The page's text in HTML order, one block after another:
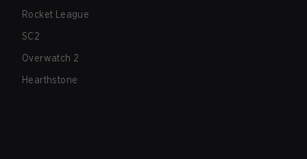
Rocket League
SC2
Overwatch 2
Hearthstone